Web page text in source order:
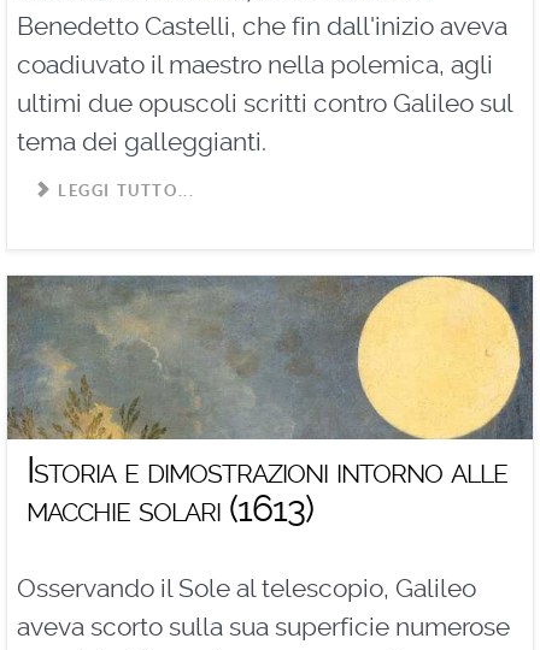
Benedetto Castelli, che fin dall'inizio aveva
coadiuvato il maestro nella polemica, agli
ultimi due opuscoli scritti contro Galileo sul
tema dei galleggianti.
LEGGI TUTTO...
Istoria e dimostrazioni intorno alle
macchie solari (1613)
Osservando il Sole al telescopio, Galileo
aveva scorto sulla sua superficie numerose